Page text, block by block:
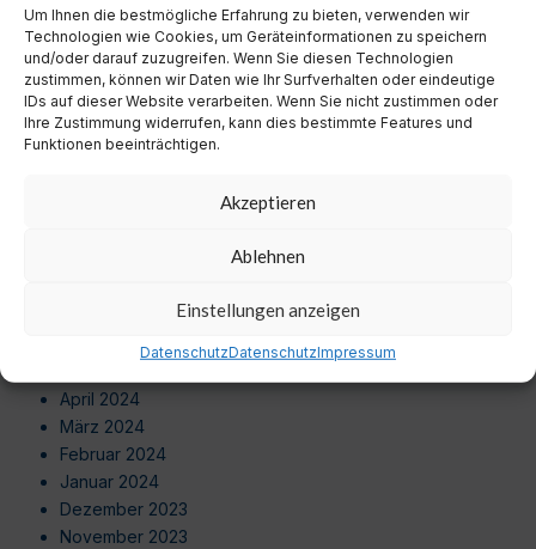
Um Ihnen die bestmögliche Erfahrung zu bieten, verwenden wir
Technologien wie Cookies, um Geräteinformationen zu speichern
und/oder darauf zuzugreifen. Wenn Sie diesen Technologien
zustimmen, können wir Daten wie Ihr Surfverhalten oder eindeutige
IDs auf dieser Website verarbeiten. Wenn Sie nicht zustimmen oder
Ihre Zustimmung widerrufen, kann dies bestimmte Features und
Funktionen beeinträchtigen.
Akzeptieren
Ablehnen
Einstellungen anzeigen
DatenschutzDatenschutzImpressum
Juni 2025
Mai 2025
April 2025
März 2025
Februar 2025
Januar 2025
April 2024
März 2024
Februar 2024
Januar 2024
Dezember 2023
November 2023